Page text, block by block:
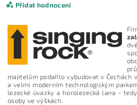
Přidat hodnocení
majitelům podařilo vybudovat v Čechách
a velmi moderním technologickým
lezecké úvazky a horolezecká lana -
osoby ve výškách.